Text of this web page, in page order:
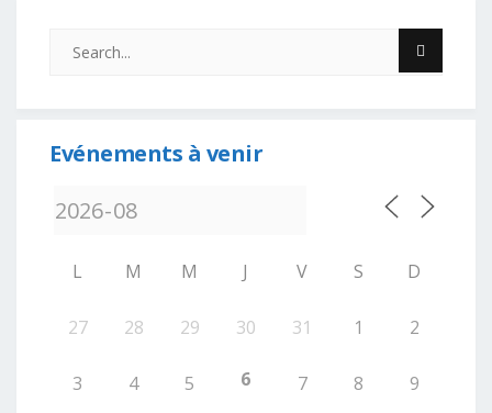
Evénements à venir
L M M J V S D
27 28 29 30 31 1 2
3 4 5 6 7 8 9